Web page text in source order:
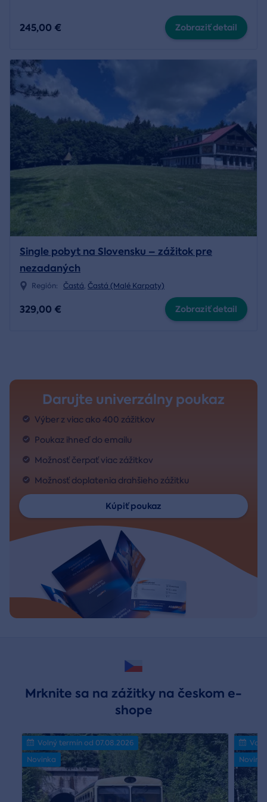
245,00 € Zobraziť detail
Single pobyt na Slovensku – zážitok pre
nezadaných
Región: Častá, Častá (Malé Karpaty)
329,00 € Zobraziť detail
Darujte univerzálny poukaz
Výber z viac ako 400 zážitkov
Poukaz ihneď do emailu
Možnosť čerpať viac zážitkov
Možnosť doplatenia drahšieho zážitku
Kúpiť poukaz
Mrknite sa na zážitky na českom e-
shope
Volný termín od 07.08.2026
Novinka